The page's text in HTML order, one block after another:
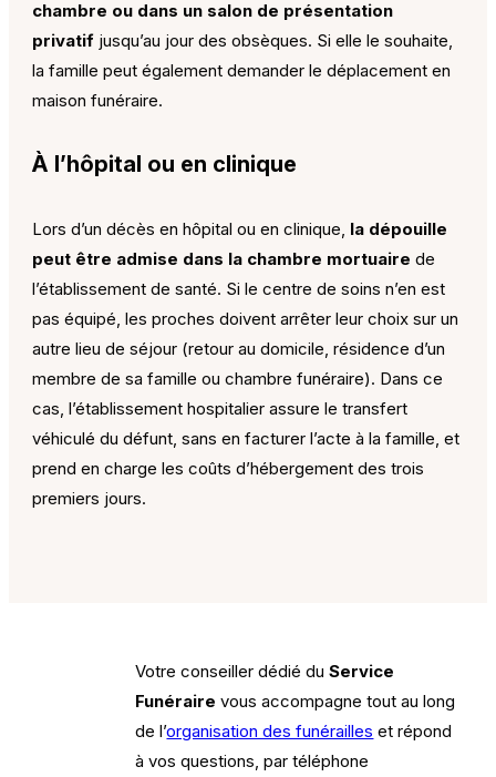
chambre ou dans un salon de présentation
privatif jusqu’au jour des obsèques. Si elle le souhaite,
la famille peut également demander le déplacement en
maison funéraire.
À l’hôpital ou en clinique
Lors d’un décès en hôpital ou en clinique, la dépouille
peut être admise dans la chambre mortuaire de
l’établissement de santé. Si le centre de soins n’en est
pas équipé, les proches doivent arrêter leur choix sur un
autre lieu de séjour (retour au domicile, résidence d’un
membre de sa famille ou chambre funéraire). Dans ce
cas, l’établissement hospitalier assure le transfert
véhiculé du défunt, sans en facturer l’acte à la famille, et
prend en charge les coûts d’hébergement des trois
premiers jours.
Votre conseiller dédié duService
Funéraire vous accompagne tout au long
de l’organisation des funérailles et répond
à vos questions, par téléphone